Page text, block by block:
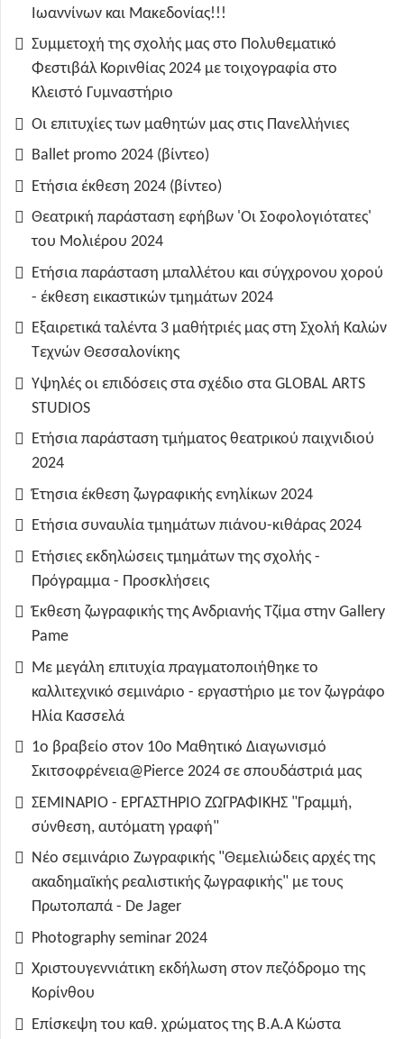
Ιωαννίνων και Μακεδονίας!!!
Συμμετοχή της σχολής μας στο Πολυθεματικό
Φεστιβάλ Κορινθίας 2024 με τοιχογραφία στο
Κλειστό Γυμναστήριο
Οι επιτυχίες των μαθητών μας στις Πανελλήνιες
Ballet promo 2024 (βίντεο)
Ετήσια έκθεση 2024 (βίντεο)
Θεατρική παράσταση εφήβων 'Οι Σοφολογιότατες'
του Μολιέρου 2024
Ετήσια παράσταση μπαλλέτου και σύγχρονου χορού
- έκθεση εικαστικών τμημάτων 2024
Εξαιρετικά ταλέντα 3 μαθήτριές μας στη Σχολή Καλών
Τεχνών Θεσσαλονίκης
Υψηλές οι επιδόσεις στα σχέδιο στα GLOBAL ARTS
STUDIOS
Ετήσια παράσταση τμήματος θεατρικού παιχνιδιού
2024
Έτησια έκθεση ζωγραφικής ενηλίκων 2024
Ετήσια συναυλία τμημάτων πιάνου-κιθάρας 2024
Ετήσιες εκδηλώσεις τμημάτων της σχολής -
Πρόγραμμα - Προσκλήσεις
Έκθεση ζωγραφικής της Ανδριανής Τζίμα στην Gallery
Pame
Με μεγάλη επιτυχία πραγματοποιήθηκε το
καλλιτεχνικό σεμινάριο - εργαστήριο με τον ζωγράφο
Ηλία Κασσελά
1ο βραβείο στον 10ο Μαθητικό Διαγωνισμό
Σκιτσοφρένεια@Pierce 2024 σε σπουδάστριά μας
ΣΕΜΙΝΑΡΙΟ - ΕΡΓΑΣΤΗΡΙΟ ΖΩΓΡΑΦΙΚΗΣ "Γραμμή,
σύνθεση, αυτόματη γραφή"
Νέο σεμινάριο Ζωγραφικής "Θεμελιώδεις αρχές της
ακαδημαϊκής ρεαλιστικής ζωγραφικής" με τους
Πρωτοπαπά - De Jager
Photography seminar 2024
Χριστουγεννιάτικη εκδήλωση στον πεζόδρομο της
Κορίνθου
Επίσκεψη του καθ. χρώματος της B.A.A Κώστα